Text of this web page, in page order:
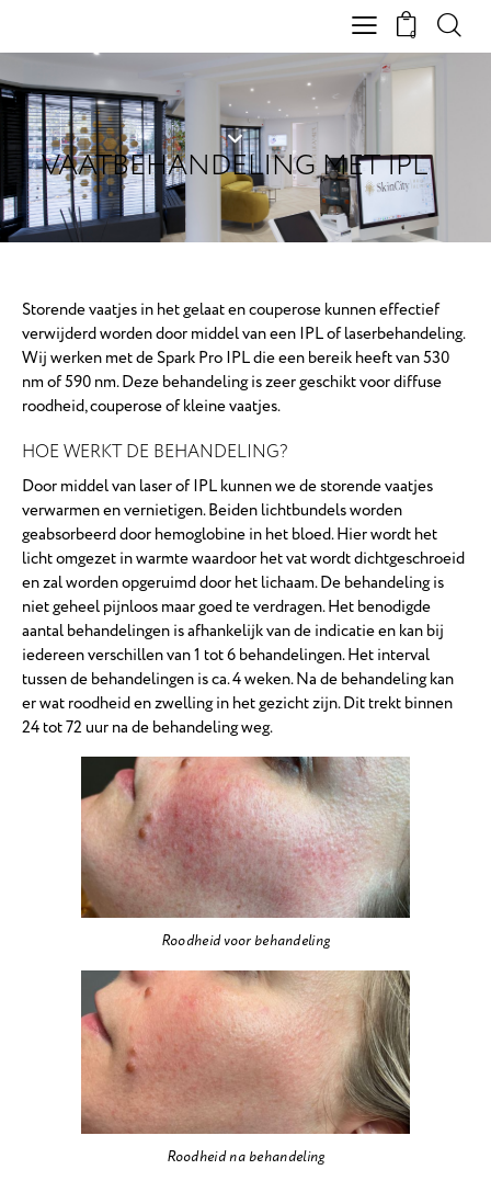
0
VAATBEHANDELING MET IPL
Storende vaatjes in het gelaat en couperose kunnen effectief
verwijderd worden door middel van een IPL of laserbehandeling.
Wij werken met de Spark Pro IPL die een bereik heeft van 530
nm of 590 nm. Deze behandeling is zeer geschikt voor diffuse
roodheid, couperose of kleine vaatjes.
HOE WERKT DE BEHANDELING?
Door middel van laser of IPL kunnen we de storende vaatjes
verwarmen en vernietigen. Beiden lichtbundels worden
geabsorbeerd door hemoglobine in het bloed. Hier wordt het
licht omgezet in warmte waardoor het vat wordt dichtgeschroeid
en zal worden opgeruimd door het lichaam. De behandeling is
niet geheel pijnloos maar goed te verdragen. Het benodigde
aantal behandelingen is afhankelijk van de indicatie en kan bij
iedereen verschillen van 1 tot 6 behandelingen. Het interval
tussen de behandelingen is ca. 4 weken. Na de behandeling kan
er wat roodheid en zwelling in het gezicht zijn. Dit trekt binnen
24 tot 72 uur na de behandeling weg.
Roodheid voor behandeling
Roodheid na behandeling